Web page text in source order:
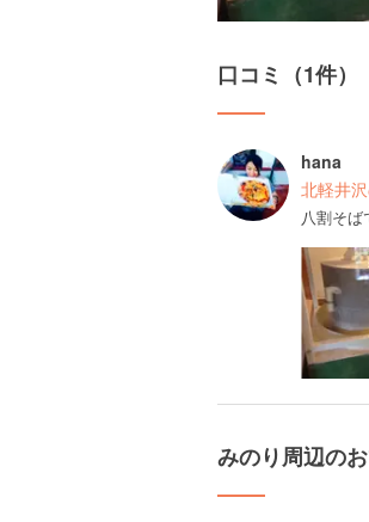
口コミ（1件）
hana
北軽井
八割そば
みのり周辺の